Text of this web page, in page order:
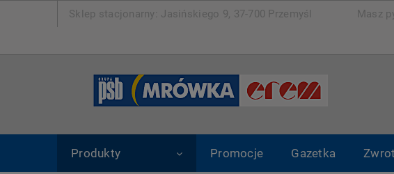
Sklep stacjonarny: Jasińskiego 9, 37-700 Przemyśl Masz
Produkty Promocje Gazetka Zwrot